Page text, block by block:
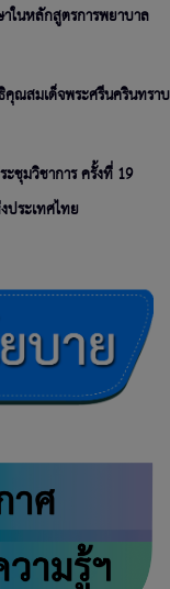
ในหลักสูตรการพยาบาล
ณสมเด็จพระศรีนครินทราบ
ชุมวิชาการ ครั้งที่ 19
ระเทศไทย